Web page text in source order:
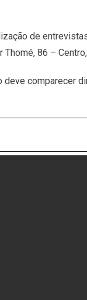
de
Thomé, 86 –
deve comparecer